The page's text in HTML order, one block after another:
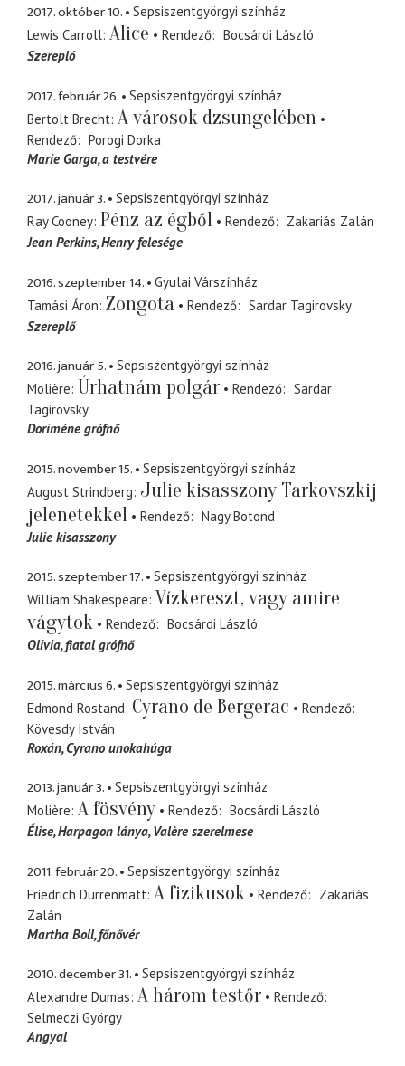
2017. október 10.
Sepsiszentgyörgyi színház
Lewis Carroll Alice Rendező
Bocsárdi László
Szerepló
2017. február 26.
Sepsiszentgyörgyi színház
Bertolt Brecht A városok dzsungelében
Rendező
Porogi Dorka
Marie Garga a testvére
2017. január 3.
Sepsiszentgyörgyi színház
Ray Cooney Pénz az égből Rendező
Zakariás Zalán
Jean Perkins Henry felesége
2016. szeptember 14.
Gyulai Várszínház
Tamási Áron Zongota Rendező
Sardar Tagirovsky
Szereplő
2016. január 5.
Sepsiszentgyörgyi színház
Molière Úrhatnám polgár Rendező
Sardar
Tagirovsky
Doriméne grófnő
2015. november 15.
Sepsiszentgyörgyi színház
August Strindberg Julie kisasszony Tarkovszkij
jelenetekkel
Rendező
Nagy Botond
Julie kisasszony
2015. szeptember 17.
Sepsiszentgyörgyi színház
William Shakespeare Vízkereszt, vagy amire
vágytok
Rendező
Bocsárdi László
Olivia fiatal grófnő
2015. március 6.
Sepsiszentgyörgyi színház
Edmond Rostand Cyrano de Bergerac
Rendező
Kövesdy István
Roxán Cyrano unokahúga
2013. január 3.
Sepsiszentgyörgyi színház
Molière A fösvény Rendező
Bocsárdi László
Élise Harpagon lánya, Valère szerelmese
2011. február 20.
Sepsiszentgyörgyi színház
Friedrich Dürrenmatt A fizikusok Rendező
Zakariás
Zalán
Martha Boll főnővér
2010. december 31.
Sepsiszentgyörgyi színház
Alexandre Dumas A három testőr
Rendező
Selmeczi György
Angyal